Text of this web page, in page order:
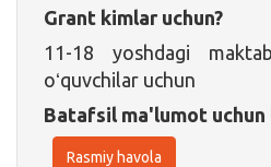
Grant kimlar uchun?
11-18 yoshdagi
oʻquvchilar uchun
Batafsil ma'lumot uchun
Rasmiy havola